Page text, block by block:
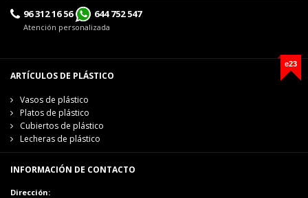
96 312 16 56 644 752 547
Atención personalizada
e23
ARTÍCULOS DE PLÁSTICO
Vasos de plástico
Platos de plástico
Cubiertos de plástico
Lecheras de plástico
INFORMACIÓN DE CONTACTO
Dirección: